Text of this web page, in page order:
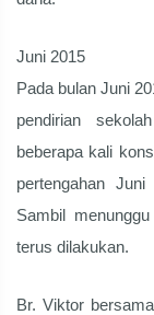
Juni 2015
Pada bulan Juni
pendirian
beberapa kali
pertengahan
Sambil
terus dilakukan.
Br. Viktor